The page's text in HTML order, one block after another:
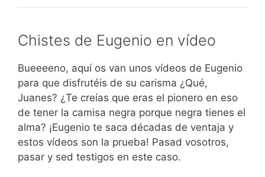
Chistes de Eugenio en vídeo
Bueeeeno, aquí os van unos vídeos de Eugenio
para que disfrutéis de su carisma ¿Qué,
Juanes? ¿Te creías que eras el pionero en eso
de tener la camisa negra porque negra tienes el
alma? ¡Eugenio te saca décadas de ventaja y
estos vídeos son la prueba! Pasad vosotros,
pasar y sed testigos en este caso.